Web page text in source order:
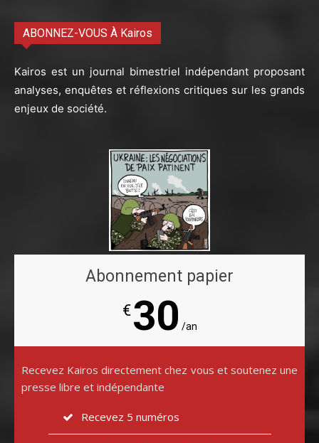
ABONNEZ-VOUS À Kairos
Kairos est un journal bimestriel indépendant proposant
analyses, enquêtes et réflexions critiques sur les grands
enjeux de société.
Abonnement papier
€30 /an
Recevez Kairos directement chez vous et soutenez une
presse libre et indépendante
Recevez 5 numéros